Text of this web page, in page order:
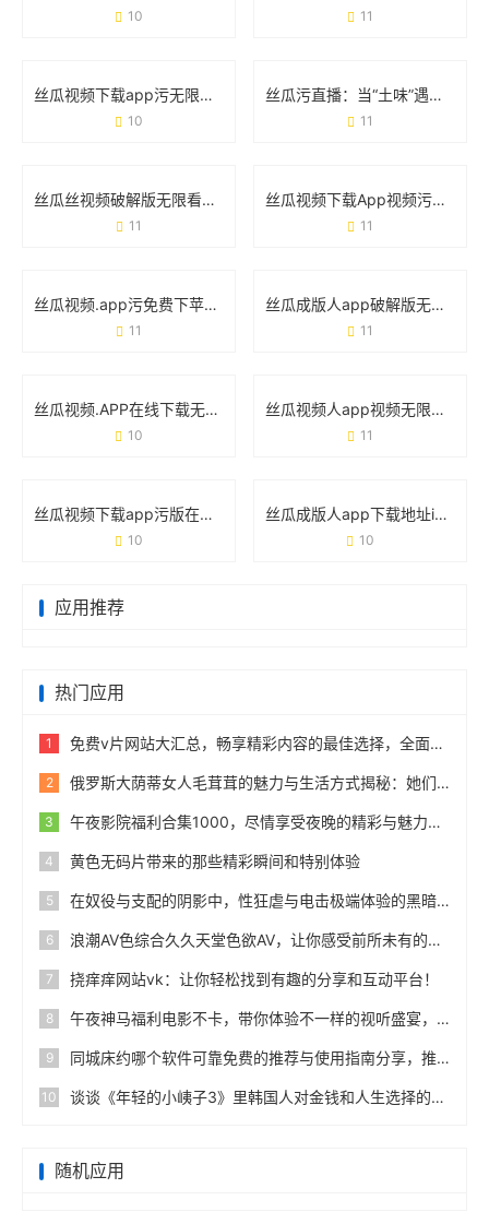
10 11
丝瓜视频下载app污无限：为什么总有人想用？这些风险你真的知道吗？
10
丝瓜污直播：当“土味”遇上擦边，流量狂欢背后的隐患
11
丝瓜丝视频破解版无限看下载免费污视频：你不得不防的五大真相
11
丝瓜视频下载App视频污版在线版：这些细节你必须知道
11
丝瓜视频.app污免费下苹果破解版：这些隐藏风险你必须知道！
11
丝瓜成版人app破解版无限看污视频：你以为捡到宝，实际踩了雷？
11
丝瓜视频.APP在线下载无限18入口ios：iOS用户如何一键解锁海量内容
10
丝瓜视频人app视频无限看网站官方版：一款让你“刷到停不下来”的神器？
11
丝瓜视频下载app污版在线观看网址版背后的用户需求与使用真相
10
丝瓜成版人app下载地址ios版：如何快速获取并安全使用？
10
应用推荐
热门应用
1 免费v片网站大汇总，畅享精彩内容的最佳选择，全面盘点免费v片所有免费网站！
2 俄罗斯大荫蒂女人毛茸茸的魅力与生活方式揭秘：她们的生活品味与独特风采分享
3 午夜影院福利合集1000，尽情享受夜晚的精彩与魅力，视觉盛宴随时随地！
4 黄色无码片带来的那些精彩瞬间和特别体验
5 在奴役与支配的阴影中，性狂虐与电击极端体验的黑暗边缘
6 浪潮AV色综合久久天堂色欲AV，让你感受前所未有的视听盛宴与无尽激情！
7 挠痒痒网站vk：让你轻松找到有趣的分享和互动平台！
8 午夜神马福利电影不卡，带你体验不一样的视听盛宴，畅享午夜电影的独特魅力与乐趣，快来感受吧！
9 同城床约哪个软件可靠免费的推荐与使用指南分享，推荐几款靠谱又免费的床约软件！
10 谈谈《年轻的小峓子3》里韩国人对金钱和人生选择的看法
随机应用